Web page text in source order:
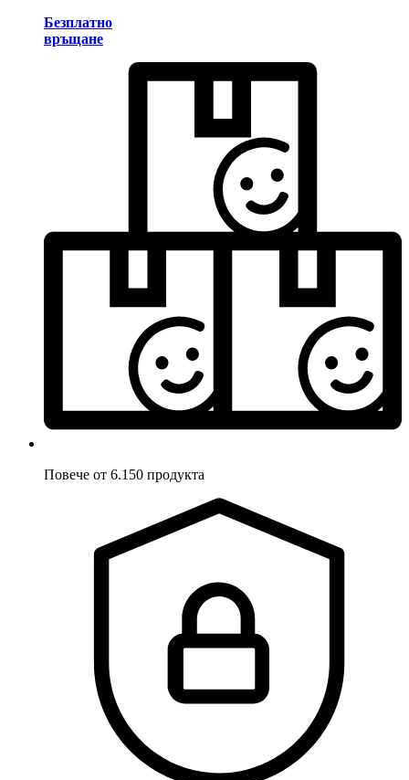
Безплатно
връщане
Повече от 6.150 продукта